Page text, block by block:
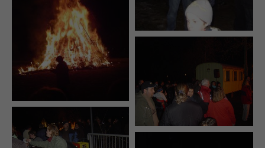
Have any questions?
+44 1234 567 890
Drop us a line
info@yourdomain.com
About us
Lorem ipsum dolor sit amet, consectetuer
adipiscing elit.